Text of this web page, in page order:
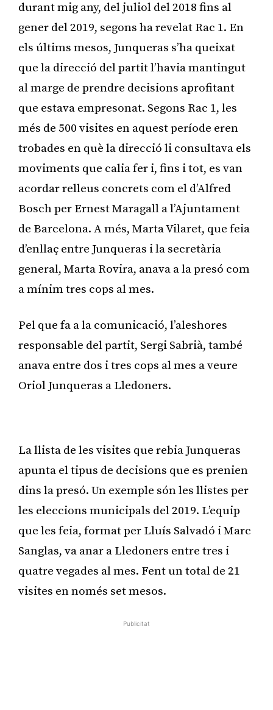
durant mig any, del juliol del 2018 fins al
gener del 2019, segons ha revelat Rac 1. En
els últims mesos, Junqueras s’ha queixat
que la direcció del partit l’havia mantingut
al marge de prendre decisions aprofitant
que estava empresonat. Segons Rac 1, les
més de 500 visites en aquest període eren
trobades en què la direcció li consultava els
moviments que calia fer i, fins i tot, es van
acordar relleus concrets com el d’Alfred
Bosch per Ernest Maragall a l’Ajuntament
de Barcelona. A més, Marta Vilaret, que feia
d’enllaç entre Junqueras i la secretària
general, Marta Rovira, anava a la presó com
a mínim tres cops al mes.
Pel que fa a la comunicació, l’aleshores
responsable del partit, Sergi Sabrià, també
anava entre dos i tres cops al mes a veure
Oriol Junqueras a Lledoners.
La llista de les visites que rebia Junqueras
apunta el tipus de decisions que es prenien
dins la presó. Un exemple són les llistes per
les eleccions municipals del 2019. L’equip
que les feia, format per Lluís Salvadó i Marc
Sanglas, va anar a Lledoners entre tres i
quatre vegades al mes. Fent un total de 21
visites en només set mesos.
Publicitat